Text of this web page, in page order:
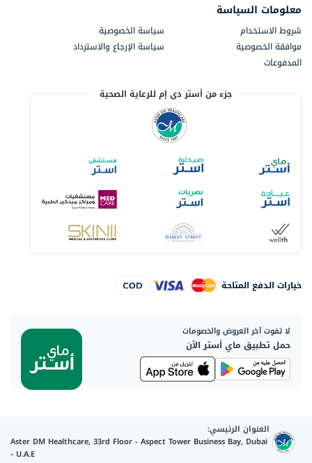
معلومات السياسة
شروط الاستخدام
سياسة الخصوصية
موافقة الخصوصية
سياسة الإرجاع والاسترداد
المدفوعات
جزء من أستر دي إم للرعاية الصحية
خيارات الدفع المتاحة
لا تفوت آخر العروض والخصومات
حمل تطبيق ماي أستر الآن
العنوان الرئيسي:
Aster DM Healthcare, 33rd Floor - Aspect Tower Business Bay, Dubai
- U.A.E